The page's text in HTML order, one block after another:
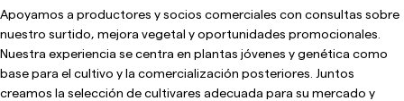
Apoyamos a productores y socios comerciales con consultas sobre
nuestro surtido, mejora vegetal y oportunidades promocionales.
Nuestra experiencia se centra en plantas jóvenes y genética como
base para el cultivo y la comercialización posteriores. Juntos
creamos la selección de cultivares adecuada para su mercado y